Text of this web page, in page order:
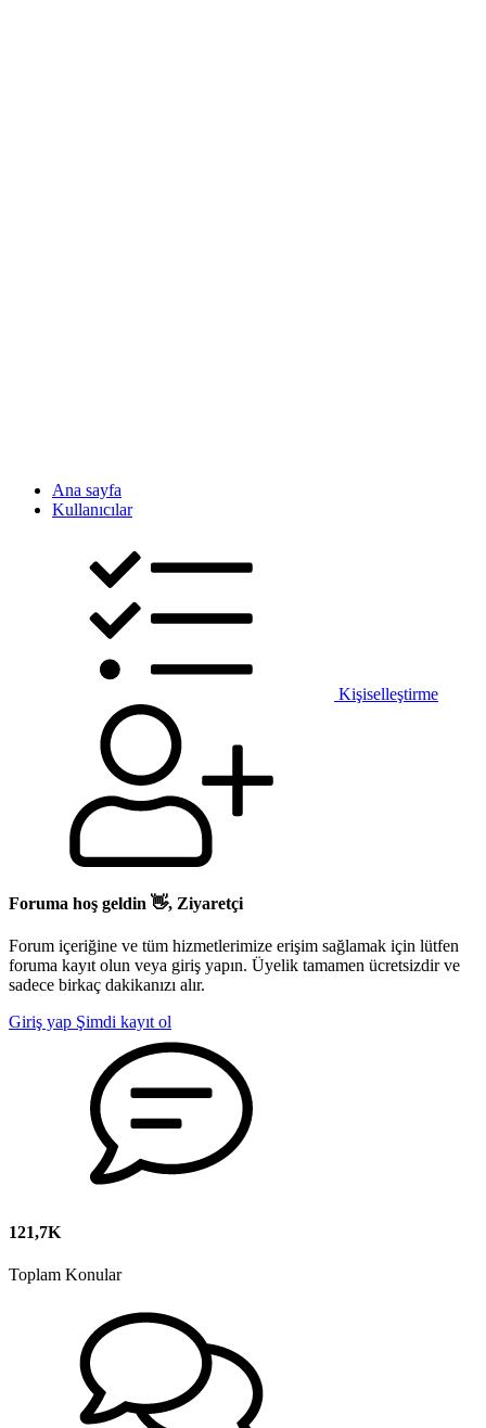
Ana sayfa
Kullanıcılar
Kişiselleştirme
Foruma hoş geldin 👋, Ziyaretçi
Forum içeriğine ve tüm hizmetlerimize erişim sağlamak için lütfen
foruma kayıt olun veya giriş yapın. Üyelik tamamen ücretsizdir ve
sadece birkaç dakikanızı alır.
Giriş yap Şimdi kayıt ol
121,7K
Toplam Konular